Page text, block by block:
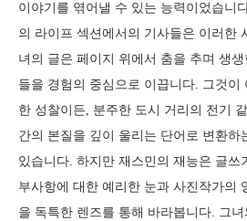
이야기를 엮어낼 수 있는 능력이었습니
의 라이프 섹션에서의 기사들은 이러한
녀의 글은 페이지 위에서 춤을 추며 생
들을 경험의 중심으로 이끕니다. 그것이
한 성찰이든, 분주한 도시 거리의 전기
간의 본질을 깊이 울리는 단어로 변환하
있습니다. 하지만 재스민의 재능은 글쓰
부사항에 대한 예리한 눈과 사진작가의
을 독특한 렌즈를 통해 바라봅니다. 그